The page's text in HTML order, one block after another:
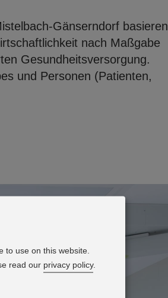
Gänserndorf basieren
nach Maßgabe
Gesundheitsversorgung.
und Personen (Patienten,
to use on this website.
read our privacy policy.